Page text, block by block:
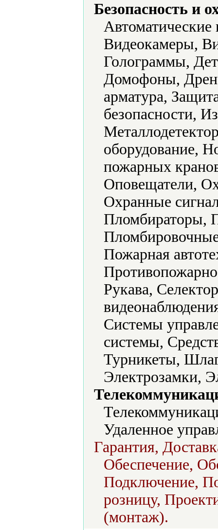
Безопасность и
Видеокамеры,
Голограммы,
Домофоны,
арматура,
безопасности,
оборудование,
пожарных
Оповещатели,
Охранные
Пломбираторы,
Пожарная
Рукава,
Системы
системы,
Турникеты,
Электрозамки,
Удаленное
Гарантия,
Обеспечение,
Подключение,
розницу,
(монтаж).